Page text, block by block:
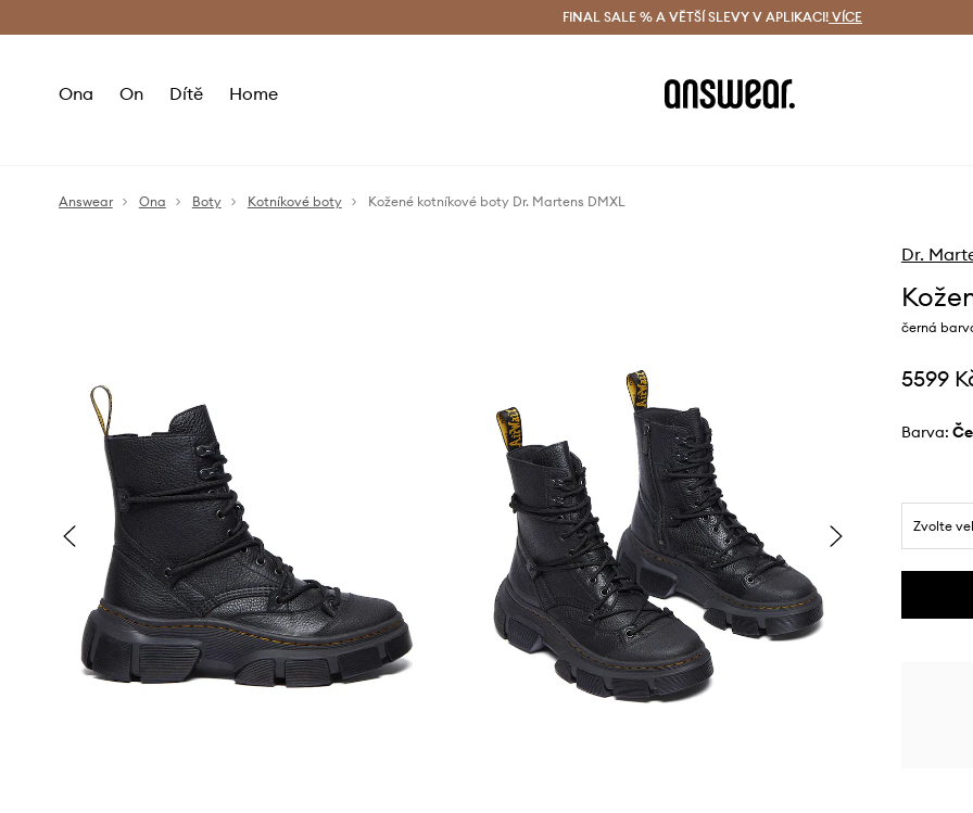
Doručení a vrácení zdarma (od 1800 Kč) Doručení i do 24 h
FINAL SALE % A VĚTŠÍ SLEVY V APLIKACI! VÍCE
Ona On Dítě Home
Answear Ona Boty Kotníkové boty Kožené kotníkové boty Dr. Martens DMXL
Dr.
černá
5599
Barva:
Zvolte